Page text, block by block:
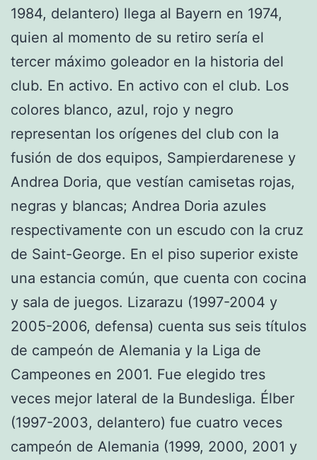
1984, delantero) llega al Bayern en 1974,
quien al momento de su retiro sería el
tercer máximo goleador en la historia del
club. En activo. En activo con el club. Los
colores blanco, azul, rojo y negro
representan los orígenes del club con la
fusión de dos equipos, Sampierdarenese y
Andrea Doria, que vestían camisetas rojas,
negras y blancas; Andrea Doria azules
respectivamente con un escudo con la cruz
de Saint-George. En el piso superior existe
una estancia común, que cuenta con cocina
y sala de juegos. Lizarazu (1997-2004 y
2005-2006, defensa) cuenta sus seis títulos
de campeón de Alemania y la Liga de
Campeones en 2001. Fue elegido tres
veces mejor lateral de la Bundesliga. Élber
(1997-2003, delantero) fue cuatro veces
campeón de Alemania (1999, 2000, 2001 y